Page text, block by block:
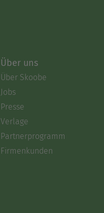
Über uns
Über Skoobe
Jobs
Presse
Verlage
Partnerprogramm
Firmenkunden